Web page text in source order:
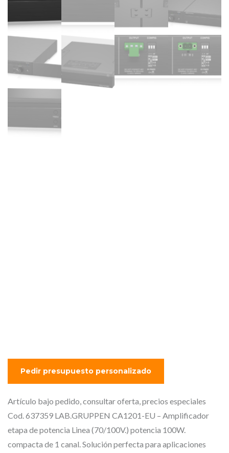
Artículo bajo pedido, consultar oferta, precios especiales
Cod. 637359 LAB.GRUPPEN CA1201-EU – Amplificador
etapa de potencia Linea (70/100V.) potencia 100W.
compacta de 1 canal. Solución perfecta para aplicaciones